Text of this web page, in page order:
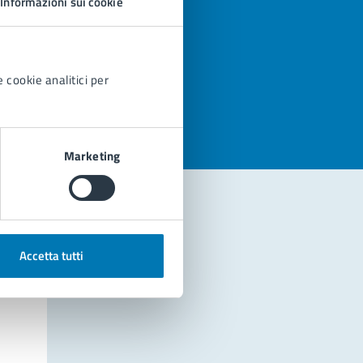
cookie analitici per
Marketing
Accetta tutti